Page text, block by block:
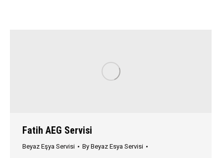
Fatih AEG Servisi
Beyaz Eşya Servisi By Beyaz Esya Servisi